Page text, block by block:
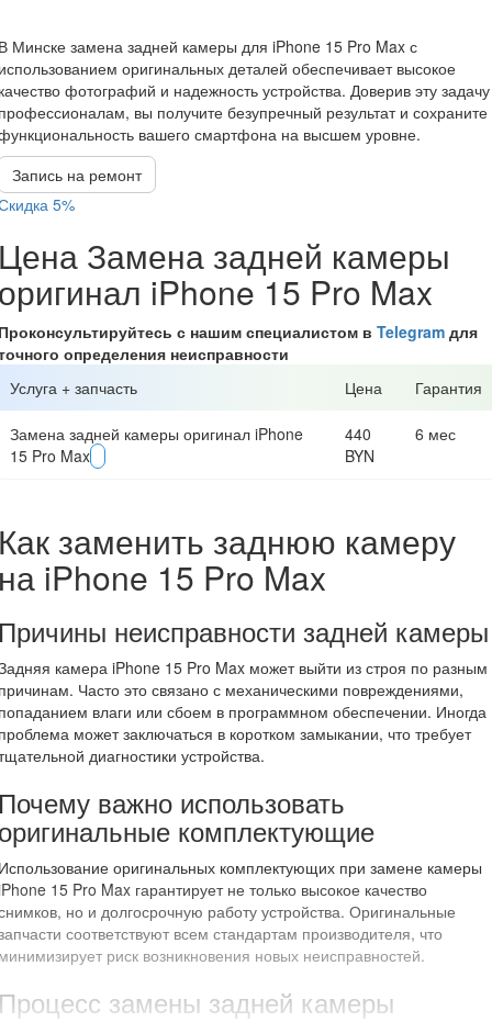
Минске замена задней камеры для iPhone 15 Pro Max с
оригинальных деталей обеспечивает высокое
фотографий и надежность устройства. Доверив эту задачу
вы получите безупречный результат и сохраните
вашего смартфона на высшем уровне.
Запись на ремонт
5%
Замена задней камеры
iPhone 15 Pro Max
с нашим специалистом в Telegram для
определения неисправности
Услуга + запчасть
Цена Гарантия
Замена задней камеры оригинал iPhone
15 Pro Max
440
BYN
6 мес
заменить заднюю камеру
iPhone 15 Pro Max
неисправности задней камеры
камера iPhone 15 Pro Max может выйти из строя по разным
Часто это связано с механическими повреждениями,
влаги или сбоем в программном обеспечении. Иногда
может заключаться в коротком замыкании, что требует
диагностики устройства.
важно использовать
комплектующие
оригинальных комплектующих при замене камеры
15 Pro Max гарантирует не только высокое качество
но и долгосрочную работу устройства. Оригинальные
соответствуют всем стандартам производителя, что
риск возникновения новых неисправностей.
замены задней камеры